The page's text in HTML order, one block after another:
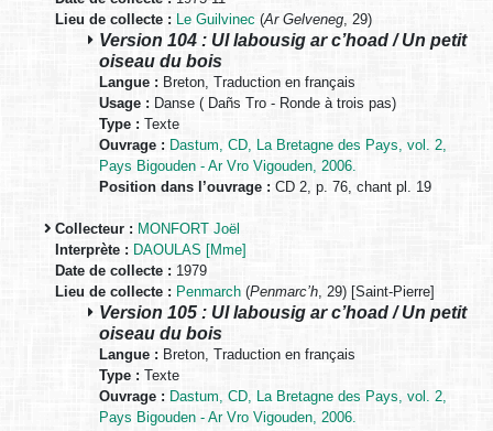
Lieu de collecte : Le Guilvinec (Ar Gelveneg, 29)
Version 104 : Ul labousig ar c’hoad / Un petit
oiseau du bois
Langue : Breton, Traduction en français
Usage : Danse ( Dañs Tro - Ronde à trois pas)
Type : Texte
Ouvrage : Dastum, CD, La Bretagne des Pays, vol. 2,
Pays Bigouden - Ar Vro Vigouden, 2006.
Position dans l’ouvrage : CD 2, p. 76, chant pl. 19
Collecteur : MONFORT Joël
Interprète : DAOULAS [Mme]
Date de collecte : 1979
Lieu de collecte : Penmarch (Penmarc’h, 29) [Saint-Pierre]
Version 105 : Ul labousig ar c’hoad / Un petit
oiseau du bois
Langue : Breton, Traduction en français
Type : Texte
Ouvrage : Dastum, CD, La Bretagne des Pays, vol. 2,
Pays Bigouden - Ar Vro Vigouden, 2006.